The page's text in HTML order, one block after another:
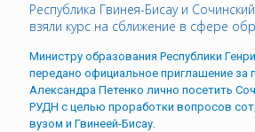
Республика Гвинея-Бисау и
взяли курс на сближение в сфере
Министру образования Республики
передано официальное приглашение за
Александра Петенко лично посетить
РУДН с целью проработки вопросов
вузом и Гвинеей-Бисау.